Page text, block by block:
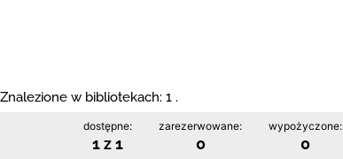
Znalezione w bibliotekach: 1 .
dostępne:
1 z 1
zarezerwowane:
0
wypożyczone:
0